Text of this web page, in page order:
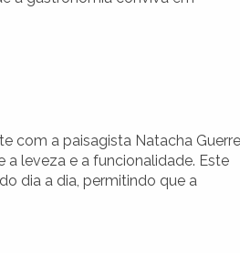
com a paisagista Natacha
a leveza e a funcionalidade. Este
dia a dia, permitindo que a